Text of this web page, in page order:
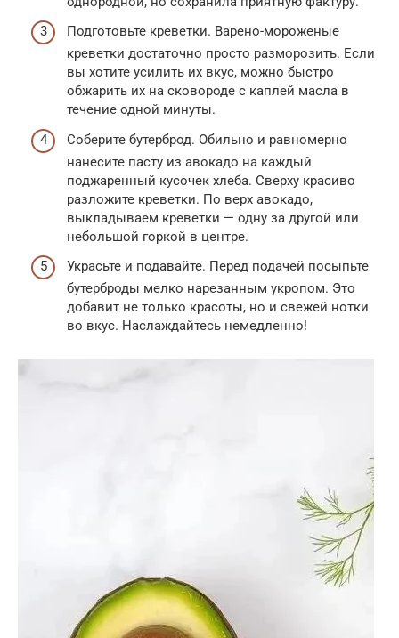
Подготовьте креветки. Варено-мороженые
креветки достаточно просто разморозить. Если
вы хотите усилить их вкус, можно быстро
обжарить их на сковороде с каплей масла в
течение одной минуты.
Соберите бутерброд. Обильно и равномерно
нанесите пасту из авокадо на каждый
поджаренный кусочек хлеба. Сверху красиво
разложите креветки. По верх авокадо,
выкладываем креветки — одну за другой или
небольшой горкой в центре.
Украсьте и подавайте. Перед подачей посыпьте
бутерброды мелко нарезанным укропом. Это
добавит не только красоты, но и свежей нотки
во вкус. Наслаждайтесь немедленно!